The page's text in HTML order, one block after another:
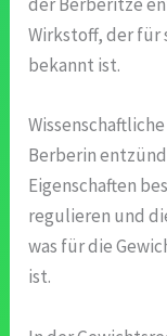
Wirkstoff, der für
bekannt ist.
Berberin
Eigenschaften
regulieren und
was für die
ist.